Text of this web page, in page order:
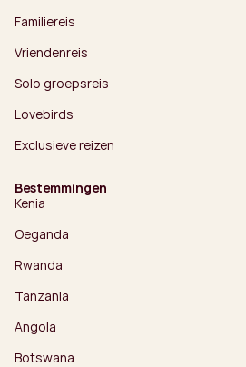
Familiereis
Vriendenreis
Solo groepsreis
Lovebirds
Exclusieve reizen
Bestemmingen
Kenia
Oeganda
Rwanda
Tanzania
Angola
Botswana